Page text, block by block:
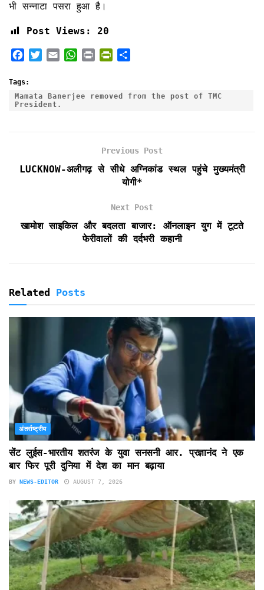
भी सन्नाटा पसरा हुआ है।
Post Views: 20
c
e
b
t
t
i
l
t
n
n
n
y
r
Tags:
Mamata Banerjee removed from the post of TMC
President.
Previous Post
LUCKNOW-अलीगढ़ से सीधे अग्निकांड स्थल पहुंचे मुख्यमंत्री
योगी*
Next Post
खामोश साइकिल और बदलता बाजार: ऑनलाइन युग में टूटते
फेरीवालों की दर्दभरी कहानी
Related Posts
अंतर्राष्ट्रीय
सेंट लुईस-भारतीय शतरंज के युवा सनसनी आर. प्रज्ञानंद ने एक
बार फिर पूरी दुनिया में देश का मान बढ़ाया
BY NEWS-EDITOR AUGUST 7, 2026